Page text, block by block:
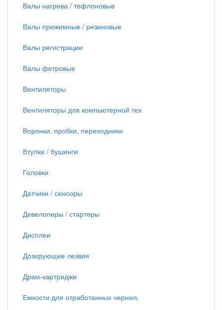
Валы нагрева / тефлоновые
Валы прижимные / резиновые
Валы регистрации
Валы фетровые
Вентиляторы
Вентиляторы для компьютерной тех
Воронки, пробки, переходники
Втулки / бушинги
Головки
Датчики / сенсоры
Девелоперы / стартеры
Дисплеи
Дозирующие лезвия
Драм-картриджи
Емкости для отработанных чернил,